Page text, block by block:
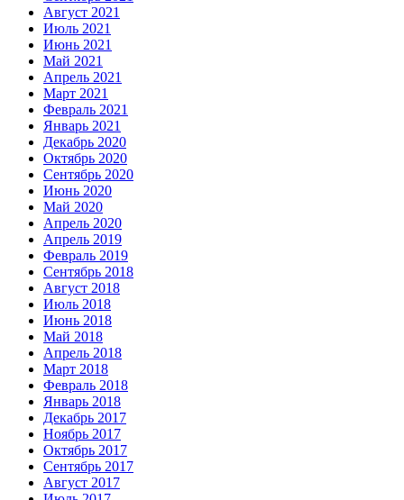
Август 2021
Июль 2021
Июнь 2021
Май 2021
Апрель 2021
Март 2021
Февраль 2021
Январь 2021
Декабрь 2020
Октябрь 2020
Сентябрь 2020
Июнь 2020
Май 2020
Апрель 2020
Апрель 2019
Февраль 2019
Сентябрь 2018
Август 2018
Июль 2018
Июнь 2018
Май 2018
Апрель 2018
Март 2018
Февраль 2018
Январь 2018
Декабрь 2017
Ноябрь 2017
Октябрь 2017
Сентябрь 2017
Август 2017